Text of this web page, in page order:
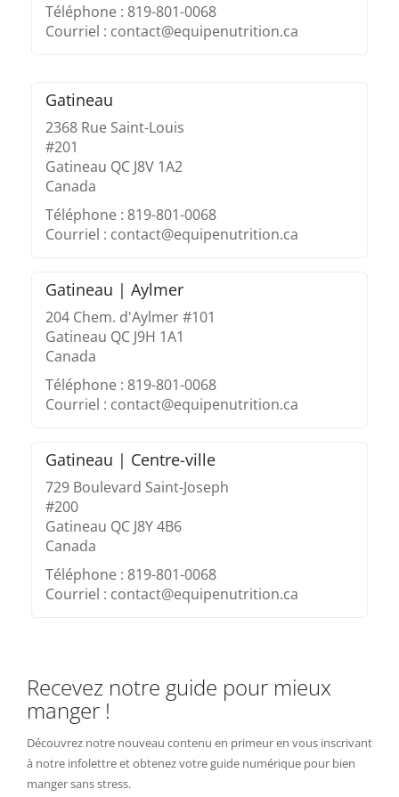
Téléphone : 819-801-0068
Courriel : contact@equipenutrition.ca
Gatineau
2368 Rue Saint-Louis
#201
Gatineau QC J8V 1A2
Canada
Téléphone : 819-801-0068
Courriel : contact@equipenutrition.ca
Gatineau | Aylmer
204 Chem. d'Aylmer #101
Gatineau QC J9H 1A1
Canada
Téléphone : 819-801-0068
Courriel : contact@equipenutrition.ca
Gatineau | Centre-ville
729 Boulevard Saint-Joseph
#200
Gatineau QC J8Y 4B6
Canada
Téléphone : 819-801-0068
Courriel : contact@equipenutrition.ca
Recevez notre guide pour mieux
manger !
Découvrez notre nouveau contenu en primeur en vous inscrivant
à notre infolettre et obtenez votre guide numérique pour bien
manger sans stress.